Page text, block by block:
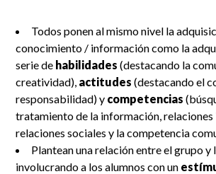
Todos ponen al mismo nivel la
conocimiento / información como la
serie de habilidades (destacando la
creatividad), actitudes (destacando el
responsabilidad) y competencias
tratamiento de la información, relaciones
relaciones sociales y la competencia
Plantean una relación entre el grupo y
involucrando a los alumnos con un